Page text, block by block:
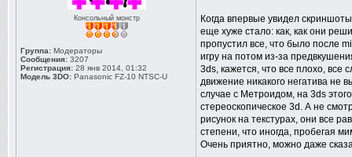
Консольный монстр
Группа: Модераторы
Сообщения: 3207
Регистрация: 28 янв 2014, 01:32
Модель 3DO: Panasonic FZ-10 NTSC-U
Когда впервые увидел
еще хуже стало: как, как они
пропустил все, что было после
игру на потом из-за
3ds, кажется, что все плохо, все
движение никакого негатива не
случае с Метроидом, на 3ds
стереоскопическое 3d. А не
рисунок на текстурах, они все
степени, что иногда, пробегая
Очень приятно, можно даже